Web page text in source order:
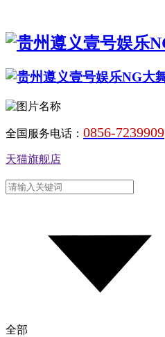
全国服务电话： 0856-7239909
天猫旗舰店
全部